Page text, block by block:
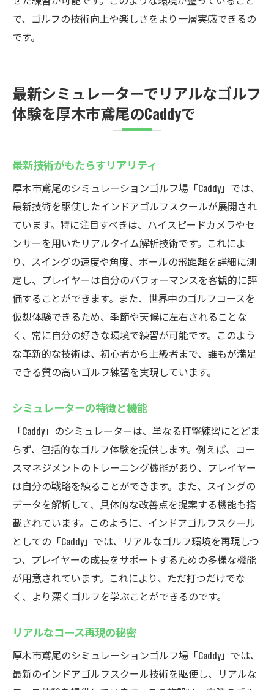
で、ゴルフの技術向上や楽しさをより一層実感できるの
です。
最新シミュレーターでリアルなゴルフ
体験を厚木市鳶尾のCaddyで
最新技術がもたらすリアリティ
厚木市鳶尾のシミュレーションゴルフ場「Caddy」では、
最新技術を駆使したインドアゴルフスクールが展開され
ています。特に注目すべきは、ハイスピードカメラやセ
ンサーを用いたリアルタイム解析技術です。これによ
り、スイングの速度や角度、ボールの飛距離を詳細に測
定し、プレイヤーは自分のパフォーマンスを客観的に評
価することができます。また、世界中のゴルフコースを
仮想体験できるため、季節や天候に左右されることな
く、常に自分の好きな環境で練習が可能です。このよう
な革新的な技術は、初心者から上級者まで、誰もが満足
できる質の高いゴルフ練習を実現しています。
シミュレーターの特徴と機能
「Caddy」のシミュレーターは、単なる打撃練習にとどま
らず、包括的なゴルフ体験を提供します。例えば、コー
スマネジメントのトレーニング機能があり、プレイヤー
は自分の戦略を練ることができます。また、スイングの
データを解析して、具体的な改善点を提案する機能も搭
載されています。このように、インドアゴルフスクール
としての「Caddy」では、リアルなゴルフ環境を再現しつ
つ、プレイヤーの成長をサポートするための多様な機能
が用意されています。これにより、ただ打つだけでな
く、より深くゴルフを学ぶことができるのです。
リアルなコース再現の秘密
厚木市鳶尾のシミュレーションゴルフ場「Caddy」では、
最新のインドアゴルフスクール技術を駆使し、リアルな